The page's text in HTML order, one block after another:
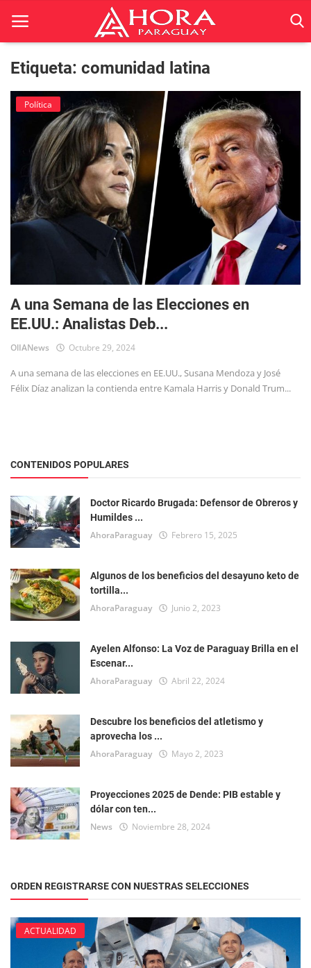
Inicio
ACTUALIDAD
BELLEZA
Ciencia
Deportes
Negocios
Tecnología
Etiqueta: comunidad latina
Política
A una Semana de las Elecciones en
EE.UU.: Analistas Deb...
OlIANews Octubre 29, 2024
A una semana de las elecciones en EE.UU., Susana Mendoza y José
Félix Díaz analizan la contienda entre Kamala Harris y Donald Trum...
CONTENIDOS POPULARES
Doctor Ricardo Brugada: Defensor de Obreros y
Humildes ...
AhoraParaguay Febrero 15, 2025
Algunos de los beneficios del desayuno keto de
tortilla...
AhoraParaguay Junio 2, 2023
Ayelen Alfonso: La Voz de Paraguay Brilla en el
Escenar...
AhoraParaguay Abril 22, 2024
Descubre los beneficios del atletismo y
aprovecha los ...
AhoraParaguay Mayo 2, 2023
Proyecciones 2025 de Dende: PIB estable y
dólar con ten...
News Noviembre 28, 2024
ORDEN REGISTRARSE CON NUESTRAS SELECCIONES
ACTUALIDAD